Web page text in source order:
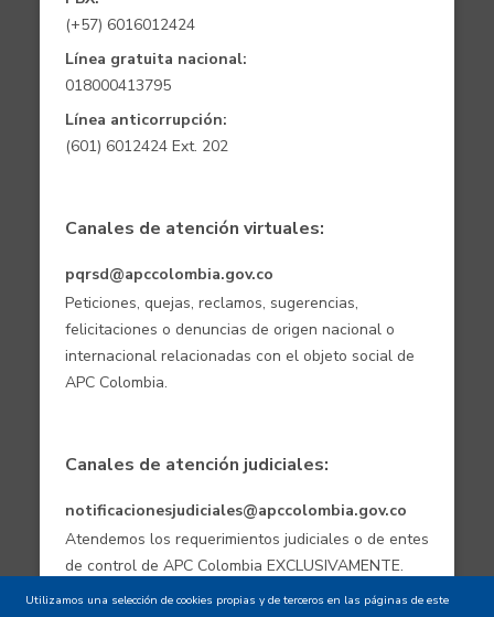
(+57) 6016012424
Línea gratuita nacional:
018000413795
Línea anticorrupción:
(601) 6012424 Ext. 202
Canales de atención virtuales:
pqrsd@apccolombia.gov.co
Peticiones, quejas, reclamos, sugerencias,
felicitaciones o denuncias de origen nacional o
internacional relacionadas con el objeto social de
APC Colombia.
Canales de atención judiciales:
notificacionesjudiciales@apccolombia.gov.co
Atendemos los requerimientos judiciales o de entes
de control de APC Colombia EXCLUSIVAMENTE.
Utilizamos una selección de cookies propias y de terceros en las páginas de este